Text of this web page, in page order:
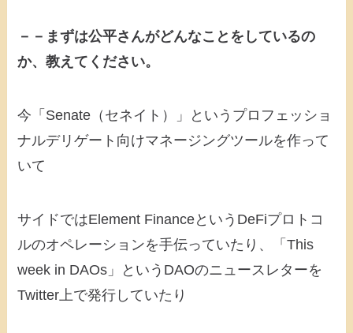
－－まずは公平さんがどんなことをしているの
か、教えてください。
今「Senate（セネイト）」というプロフェッショ
ナルデリゲート向けマネージングツールを作って
いて
サイドではElement FinanceというDeFiプロトコ
ルのオペレーションを手伝っていたり、「This
week in DAOs」というDAOのニュースレターを
Twitter上で発行していたり